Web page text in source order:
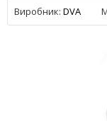
Виробник: DVA